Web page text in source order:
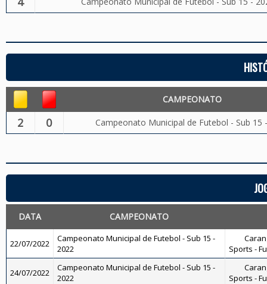
CAMPEONATO
2 0 Campeonato Municipal de Futebol - Sub 15
DATA CAMPEONATO
22/07/2022
Campeonato Municipal de Futebol - Sub 15 -
2022
Sports -
24/07/2022
Campeonato Municipal de Futebol - Sub 15 -
2022
Sports -